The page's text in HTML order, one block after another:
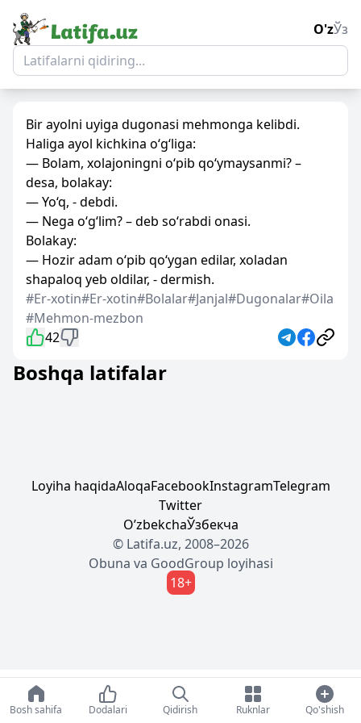
O'zЎз
Bir ayolni uyiga dugonasi mehmonga kelibdi.
Haliga ayol kichkina o‘g‘liga:
— Bolam, xolajoningni o‘pib qo‘ymaysanmi? –
desa, bolakay:
— Yo‘q, - debdi.
— Nega o‘g‘lim? – deb so‘rabdi onasi.
Bolakay:
— Hozir adam o‘pib qo‘ygan edilar, xoladan
shapaloq yeb oldilar, - dermish.
#Er-xotin#Er-xotin#Bolalar#Janjal#Dugonalar#Oila
#Mehmon-mezbon
42
Boshqa latifalar
Loyiha haqidaAloqaFacebookInstagramTelegram
Twitter
OʼzbekchaЎзбекча
© Latifa.uz, 2008–2026
Obuna va GoodGroup loyihasi
18+
Bosh sahifa Dodalari Qidirish Ruknlar Qo'shish